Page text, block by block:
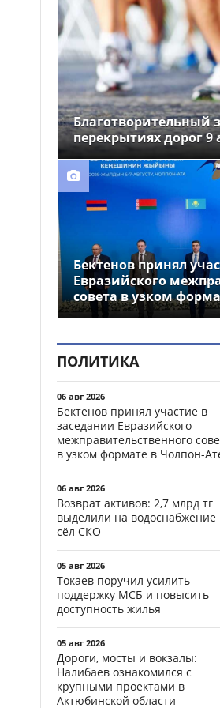
11:36
Анна Черкашина с
рекордом Казахстана вышла в
финал чемпионата мира U20 по
лёгкой атлетике
11:31
Казахстанские студенты
проходят оплачиваемую
практику в пятизвездочных
отелях Турции
Благотворительный
перекрытиях дорог 9
Бектенов принял
Евразийского
совета в узком
ПОЛИТИКА
06 авг 2026
Бектенов принял участие в
заседании Евразийского
межправительственного
в узком формате в Чолпон-
06 авг 2026
Возврат активов: 2,7 млрд тг
выделили на водоснабжение
сёл СКО
05 авг 2026
Токаев поручил усилить
поддержку МСБ и повысить
доступность жилья
05 авг 2026
Дороги, мосты и вокзалы:
Налибаев ознакомился с
крупными проектами в
Актюбинской области